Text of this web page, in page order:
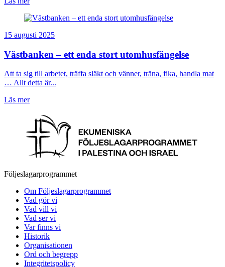
15 augusti 2025
Västbanken – ett enda stort utomhusfängelse
Att ta sig till arbetet, träffa släkt och vänner, träna, fika, handla mat
… Allt detta är...
Läs mer
Följeslagarprogrammet
Om Följeslagarprogrammet
Vad gör vi
Vad vill vi
Vad ser vi
Var finns vi
Historik
Organisationen
Ord och begrepp
Integritetspolicy